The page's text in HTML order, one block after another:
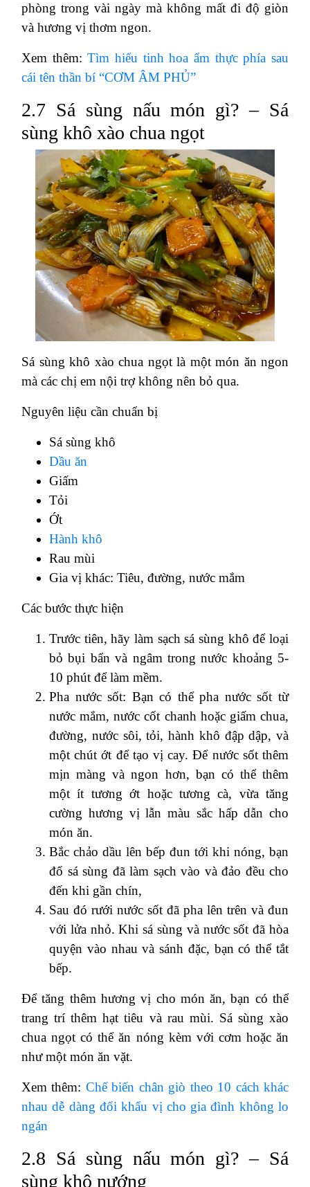
phòng trong vài ngày mà không mất đi độ giòn
và hương vị thơm ngon.
Xem thêm:Tìm hiểu tinh hoa ẩm thực phía sau
cái tên thần bí “CƠM ÂM PHỦ”
2.7 Sá sùng nấu món gì? – Sá
sùng khô xào chua ngọt
Sá sùng khô xào chua ngọt là một món ăn ngon
mà các chị em nội trợ không nên bỏ qua.
Nguyên liệu cần chuẩn bị
Sá sùng khô
Dầu ăn
Giấm
Tỏi
Ớt
Hành khô
Rau mùi
Gia vị khác: Tiêu, đường, nước mắm
Các bước thực hiện
Trước tiên, hãy làm sạch sá sùng khô để loại
bỏ bụi bẩn và ngâm trong nước khoảng 5-
10 phút để làm mềm.
Pha nước sốt: Bạn có thể pha nước sốt từ
nước mắm, nước cốt chanh hoặc giấm chua,
đường, nước sôi, tỏi, hành khô đập dập, và
một chút ớt để tạo vị cay. Để nước sốt thêm
mịn màng và ngon hơn, bạn có thể thêm
một ít tương ớt hoặc tương cà, vừa tăng
cường hương vị lẫn màu sắc hấp dẫn cho
món ăn.
Bắc chảo dầu lên bếp đun tới khi nóng, bạn
đổ sá sùng đã làm sạch vào và đảo đều cho
đến khi gần chín,
Sau đó rưới nước sốt đã pha lên trên và đun
với lửa nhỏ. Khi sá sùng và nước sốt đã hòa
quyện vào nhau và sánh đặc, bạn có thể tắt
bếp.
Để tăng thêm hương vị cho món ăn, bạn có thể
trang trí thêm hạt tiêu và rau mùi. Sá sùng xào
chua ngọt có thể ăn nóng kèm với cơm hoặc ăn
như một món ăn vặt.
Xem thêm: Chế biến chân giò theo 10 cách khác
nhau dễ dàng đổi khẩu vị cho gia đình không lo
ngán
2.8 Sá sùng nấu món gì? – Sá
sùng khô nướng